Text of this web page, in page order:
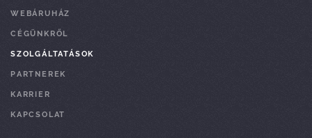
WEBÁRUHÁZ
CÉGÜNKRŐL
SZOLGÁLTATÁSOK
PARTNEREK
KARRIER
KAPCSOLAT